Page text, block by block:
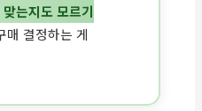
는지도 모르기
매 결정하는 게